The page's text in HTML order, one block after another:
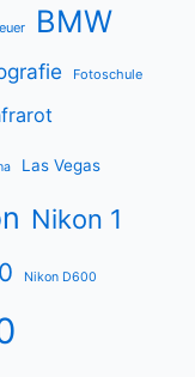
BMW
Fotoschule
Las Vegas
Nikon 1
Nikon D600